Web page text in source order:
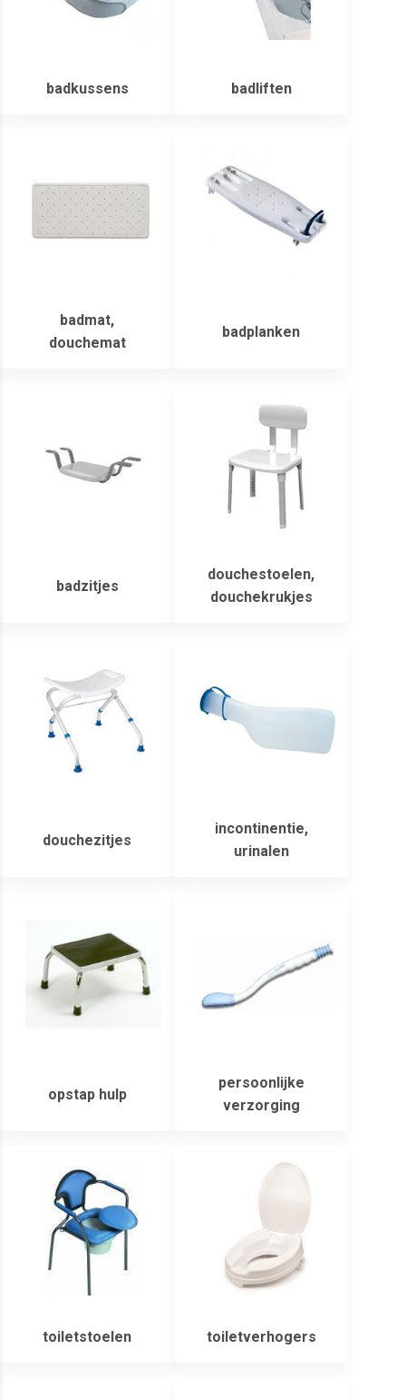
badkussens badliften
badmat,
douchemat
badplanken
badzitjes
douchestoelen,
douchekrukjes
douchezitjes
incontinentie,
urinalen
opstap hulp
persoonlijke
verzorging
toiletstoelen toiletverhogers